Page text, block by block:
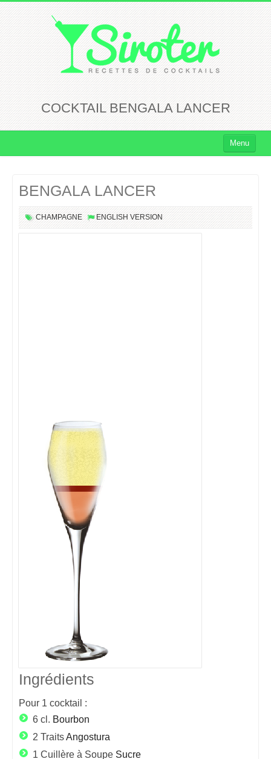
COCKTAIL BENGALA LANCER
Menu
Cocktails Rhum
Cocktails Vodka
BENGALA LANCER
CHAMPAGNE ENGLISH VERSION
Ingrédients
Pour 1 cocktail :
6 cl. Bourbon
2 TraitsAngostura
1 Cuillère à Soupe Sucre